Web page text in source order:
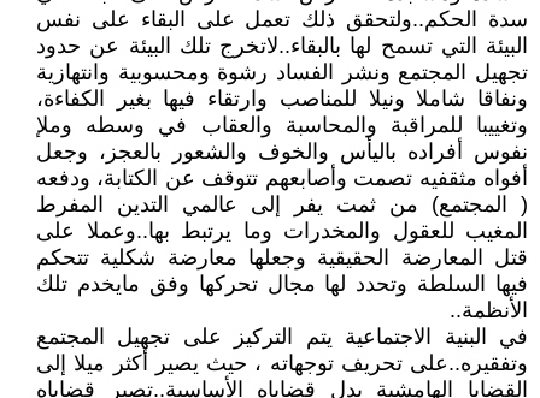
سدة الحكم..ولتحقق ذلك تعمل على البقاء على نفس
البيئة التي تسمح لها بالبقاء..لاتخرج تلك البيئة عن حدود
تجهيل المجتمع ونشر الفساد رشوة ومحسوبية وانتهازية
ونفاقا شاملا ونيلا للمناصب وارتقاء فيها بغير الكفاءة،
وتغييبا للمراقبة والمحاسبة والعقاب في وسطه وملإ
نفوس أفراده باليأس والخوف والشعور بالعجز، وجعل
أفواه مثقفيه تصمت وأصابعهم تتوقف عن الكتابة، ودفعه
( المجتمع) من ثمت يفر إلى عالمي التدين المفرط
المغيب للعقول والمخدرات وما يرتبط بها..وعملا على
قتل المعارضة الحقيقية وجعلها معارضة شكلية تتحكم
فيها السلطة وتحدد لها مجال تحركها وفق مايخدم تلك
الأنظمة..
في البنية الاجتماعية يتم التركيز على تجهيل المجتمع
وتفقيره..على تحريف توجهاته ، حيث يصير أكثر ميلا إلى
القضايا الهامشية بدل قضاياه الأساسية..تصير قضاياه